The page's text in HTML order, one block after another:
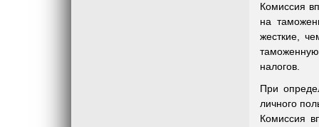
Комиссия
на
жесткие,
налогов.
При
личного
Комиссия